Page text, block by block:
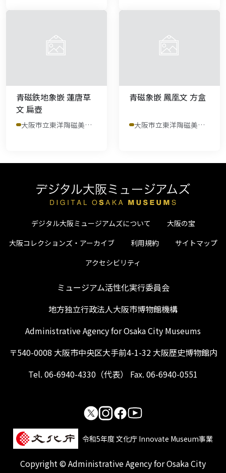
青磁鉄地象嵌 蓮唐草
文 扁壺
大阪市立東洋陶磁美術館
青磁象嵌 鳳凰文 方盒
大阪市立東洋陶磁美術館
デジタル大阪ミュージアムズについて
大阪の宝
大阪コレクションズ・アーカイブ
利用規約
サイトマップ
アクセシビリティ
ミュージアム活性化実行委員会
地方独立行政法人大阪市博物館機構
Administrative Agency for Osaka City Museums
〒540-0008 大阪市中央区大手前4-1-32 大阪歴史博物館内
Tel. 06-6940-4330（代表） Fax. 06-6940-0551
令和5年度 文化庁 Innovate Museum事業
Copyright © Administrative Agency for Osaka City